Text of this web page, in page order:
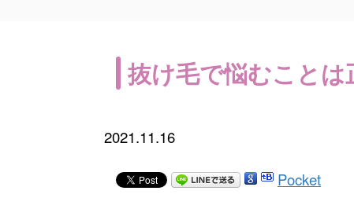
抜け毛で悩むこと
2021.11.16
Pocket